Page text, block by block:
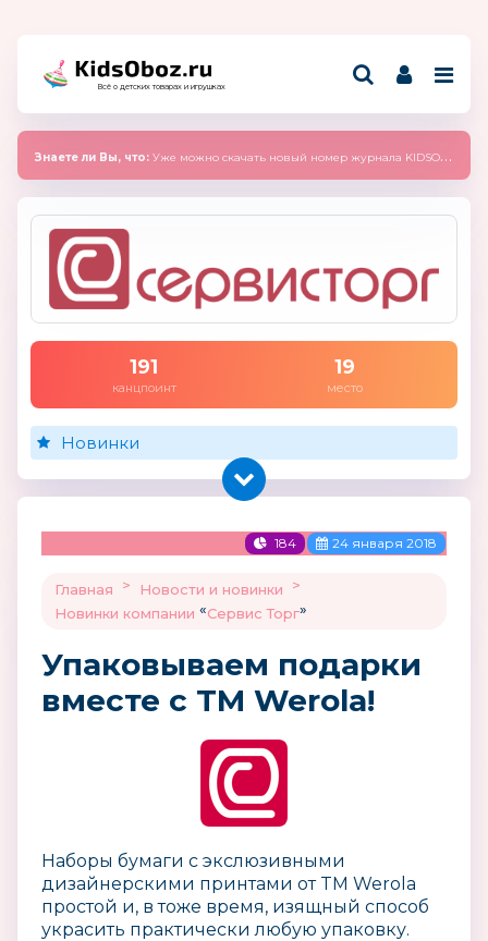
Всё о детских товарах и игрушках
Знаете ли Вы, что: Уже можно скачать новый номер журнала KIDSOBOZ 2025 (сентябрь)
191
канцпоинт
19
место
Новинки
184 24 января 2018
Главная > Новости и новинки
>
Новинки компании «Сервис Торг»
Упаковываем подарки
вместе с TM Werola!
Наборы бумаги с экслюзивными
дизайнерскими принтами от TM Werola
простой и, в тоже время, изящный способ
украсить практически любую упаковку.